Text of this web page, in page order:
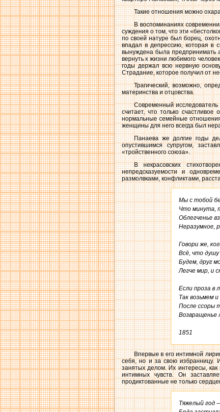
Такие отношения можно
В воспоминаниях
суждения о том, что эти
по своей натуре был борец,
впадал в депрессию, которая в
вынуждена была предпринимать
вернуть к жизни любимого
годы держал всю нервную
Страдание, которое получил от
Трагический, возможно,
материнства и отцовства.
Современный
считает, что только
нормальные семейные
женщины для него всегда был
Панаева же долгие годы
опустившимся супругом,
«тройственного союза».
В некрасовских
непредсказуемости и
размолвками, конфликтами,
Мы с тобой
Что минута,
Облегченье
Неразумное,
Говори же,
Всё, что
Будем, друг
Легче мир, и
Если проза в
Так возьмем
После ссоры
Возвращенье
1851
Впервые в его интимной
себя, но и за свою избранницу.
занятых делом. Их интересы, как
интимных чувств. Он
продиктованные не только
Тяжелый год